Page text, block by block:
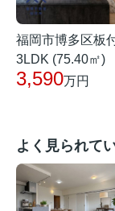
福岡市博多区板
3LDK (75.40㎡)
3,590万円
よく見られて